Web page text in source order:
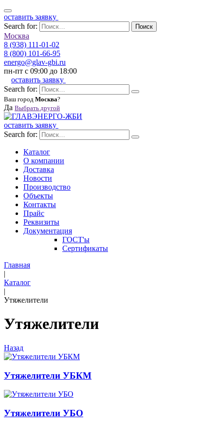
оставить заявку
Search for:
Поиск
Москва
8 (938) 111-01-02
8 (800) 101-66-95
energo@glav-gbi.ru
пн-пт с 09:00 до 18:00
оставить заявку
Search for:
Ваш город Москва?
Да Выбрать другой
оставить заявку
Search for:
Каталог
О компании
Доставка
Новости
Производство
Объекты
Контакты
Прайс
Реквизиты
Документация
ГОСТ'ы
Сертификаты
Главная
|
Каталог
|
Утяжелители
Утяжелители
Назад
Утяжелители УБКМ
Утяжелители УБО